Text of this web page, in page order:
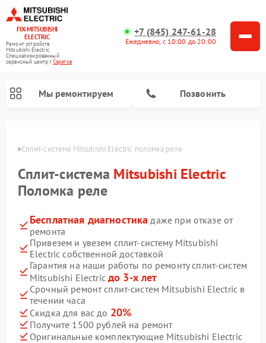
FIX-MITSUBISHI
ELECTRIC
Ремонт устройств
Mitsubishi Electric
Специализированный
cервисный центр г.Саратов
+7 (845) 247-61-28
Ежедневно, с 10:00 до 20:00
Мы ремонтируем Позвонить
Сплит-система Mitsubishi Electric поломка реле
Сплит-система Mitsubishi Electric
Поломка реле
Бесплатная диагностика даже при отказе от
ремонта
Привезем и увезем сплит-систему Mitsubishi
Electric собственной доставкой
Гарантия на наши работы по ремонту сплит-систем
Mitsubishi Electric до 3-х лет
Срочный ремонт сплит-систем Mitsubishi Electric в
течении часа
Скидка для вас до 20%
Получите 1500 рублей на ремонт
Оригинальные комплектующие Mitsubishi Electric